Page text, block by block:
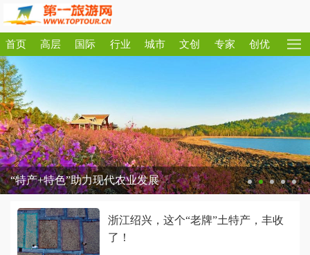
首页 高层 国际 行业 城市 文创 专家 创优
“特产+特色”助力现代农业发展
浙江绍兴，这个“老牌”土特产，丰收
了！